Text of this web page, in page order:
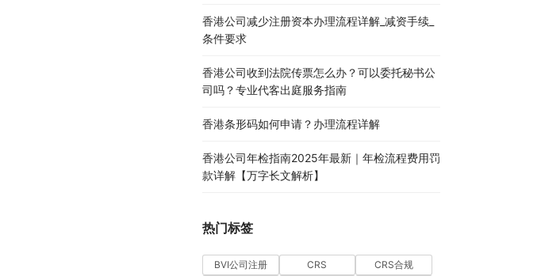
香港公司减少注册资本办理流程详解_减资手续_
条件要求
香港公司收到法院传票怎么办？可以委托秘书公
司吗？专业代客出庭服务指南
香港条形码如何申请？办理流程详解
香港公司年检指南2025年最新｜年检流程费用罚
款详解【万字长文解析】
热门标签
BVI公司注册 CRS
CRS合规